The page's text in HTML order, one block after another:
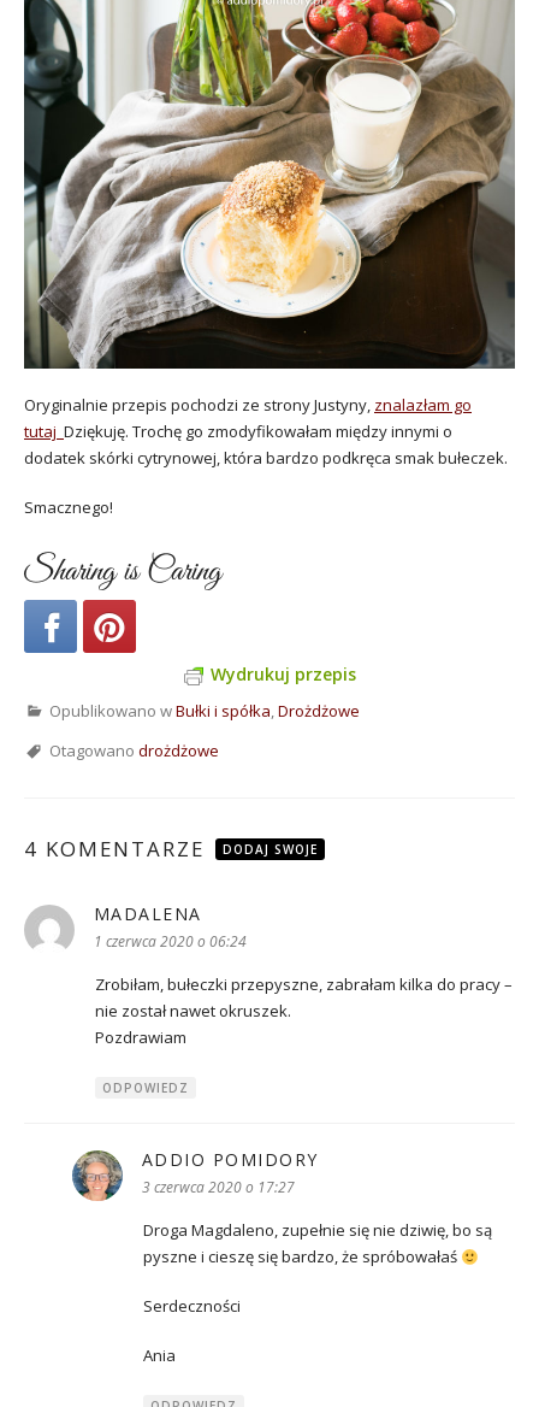
Oryginalnie przepis pochodzi ze strony Justyny, znalazłam go
tutaj Dziękuję. Trochę go zmodyfikowałam między innymi o
dodatek skórki cytrynowej, która bardzo podkręca smak bułeczek.
Smacznego!
Sharing is Caring
Wydrukuj przepis
Opublikowano wBułki i spółka,Drożdżowe
Otagowano drożdżowe
4 KOMENTARZE DODAJ SWOJE
MADALENA
1 czerwca 2020 o 06:24
Zrobiłam, bułeczki przepyszne, zabrałam kilka do pracy –
nie został nawet okruszek.
Pozdrawiam
ODPOWIEDZ
ADDIO POMIDORY
3 czerwca 2020 o 17:27
Droga Magdaleno, zupełnie się nie dziwię, bo są
pyszne i cieszę się bardzo, że spróbowałaś
Serdeczności
Ania